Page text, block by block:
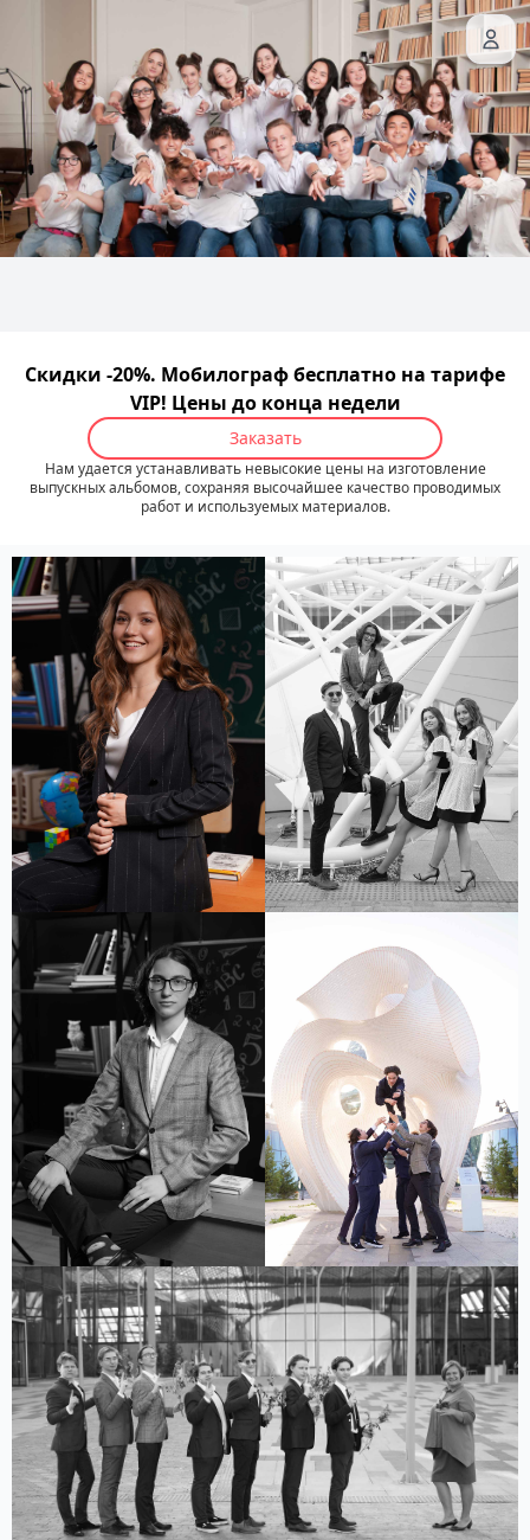
Скидки -20%. Мобилограф бесплатно на тарифе
VIP! Цены до конца недели
Заказать
Нам удается устанавливать невысокие цены на изготовление
выпускных альбомов, сохраняя высочайшее качество проводимых
работ и используемых материалов.